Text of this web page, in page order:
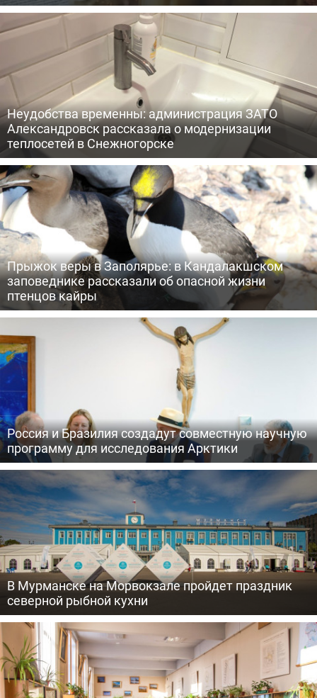
Неудобства временны: администрация ЗАТО
Александровск рассказала о модернизации
теплосетей в Снежногорске
Прыжок веры в Заполярье: в Кандалакшском
заповеднике рассказали об опасной жизни
птенцов кайры
Россия и Бразилия создадут совместную научную
программу для исследования Арктики
В Мурманске на Морвокзале пройдет праздник
северной рыбной кухни